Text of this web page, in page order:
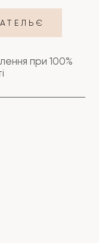
при 100%